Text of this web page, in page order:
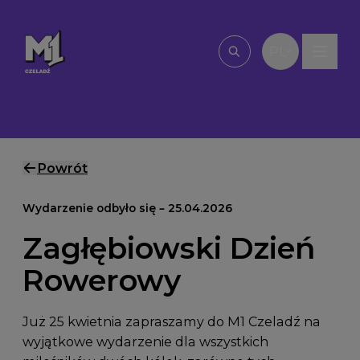
Wpisz, czego
Powrót
Wydarzenie odbyło się – 25.04.2026
Zagłębiowski Dzień
Rowerowy
Już 25 kwietnia zapraszamy do M1 Czeladź na
wyjątkowe wydarzenie dla wszystkich